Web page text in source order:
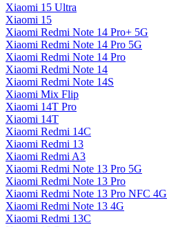
Xiaomi 15 Ultra
Xiaomi 15
Xiaomi Redmi Note 14 Pro+ 5G
Xiaomi Redmi Note 14 Pro 5G
Xiaomi Redmi Note 14 Pro
Xiaomi Redmi Note 14
Xiaomi Redmi Note 14S
Xiaomi Mix Flip
Xiaomi 14T Pro
Xiaomi 14T
Xiaomi Redmi 14C
Xiaomi Redmi 13
Xiaomi Redmi A3
Xiaomi Redmi Note 13 Pro 5G
Xiaomi Redmi Note 13 Pro
Xiaomi Redmi Note 13 Pro NFC 4G
Xiaomi Redmi Note 13 4G
Xiaomi Redmi 13C